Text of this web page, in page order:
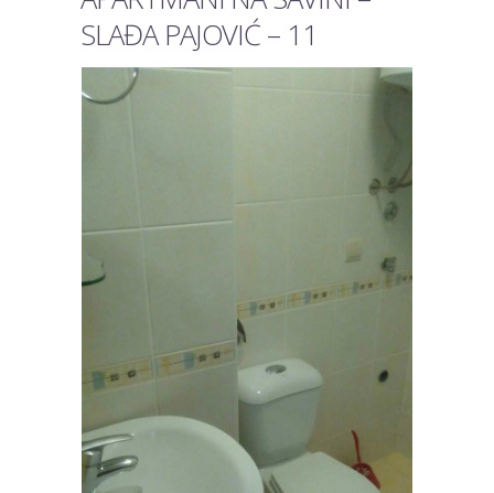
SLAĐA PAJOVIĆ – 11